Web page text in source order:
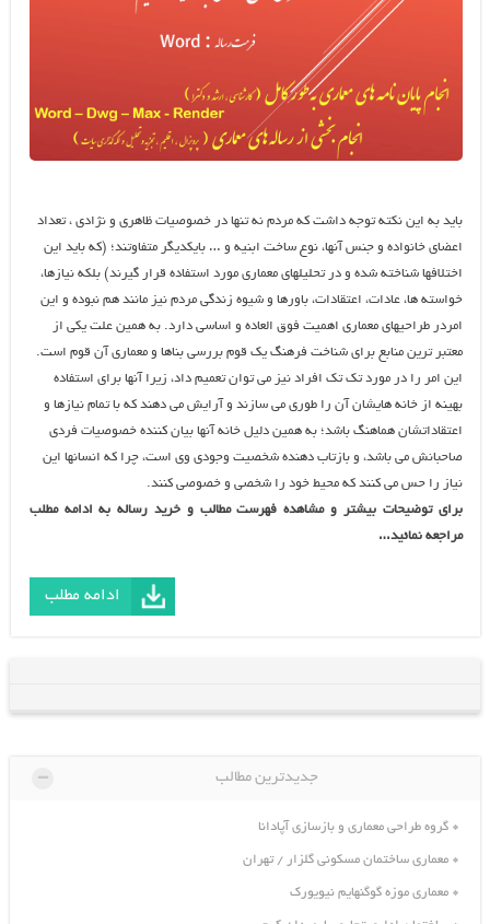
بايد به اين نكته توجه داشت كه مردم نه تنها در خصوصيات ظاهري و نژادي ، تعداد
اعضاي خانواده و جنس آنها، نوع ساخت ابنيه و … بايكديگر متفاوتند؛ (كه بايد اين
اختلافها شناخته شده و در تحليلهاي معماري مورد استفاده قرار گيرند) بلكه نيازها،
خواسته ها، عادات، اعتقادات، باورها و شيوه زندگي مردم نيز مانند هم نبوده و اين
امردر طراحيهاي معماري اهميت فوق العاده و اساسي دارد. به همين علت يكي از
معتبر ترين منابع براي شناخت فرهنگ يك قوم بررسي بناها و معماري آن قوم است.
اين امر را در مورد تك تك افراد نيز مي توان تعميم داد، زيرا آنها براي استفاده
بهينه از خانه هايشان آن را طوري مي سازند و آرايش مي دهند كه با تمام نيازها و
اعتقاداتشان هماهنگ باشد؛ به همين دليل خانه آنها بيان كننده خصوصيات فردي
صاحبانش مي باشد، و بازتاب دهنده شخصيت وجودي وي است، چرا كه انسانها اين
نياز را حس مي كنند كه محيط خود را شخصي و خصوصي كنند.
برای توضیحات بیشتر و مشاهده فهرست مطالب و خرید رساله به ادامه مطلب
مراجعه نمائید…
ادامه مطلب
جدیدترین مطالب -
گروه طراحی معماری و بازسازی آپادانا
معماری ساختمان مسکونی گلزار / تهران
معماری موزه گوگنهایم نیویورک